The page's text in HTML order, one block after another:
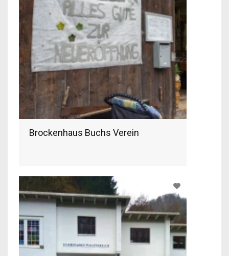
Brockenhaus Buchs Verein